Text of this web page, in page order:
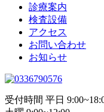
診療案内
検査設備
アクセス
お問い合わせ
お知らせ
受付時間 平日